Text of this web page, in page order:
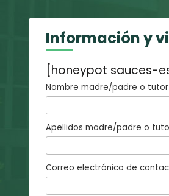
Información y
[honeypot sauces-
Nombre madre/padre o
Apellidos madre/padre o
Correo electrónico de